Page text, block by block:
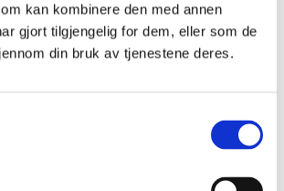
kan kombinere den med annen
gjort tilgjengelig for dem, eller som de
din bruk av tjenestene deres.